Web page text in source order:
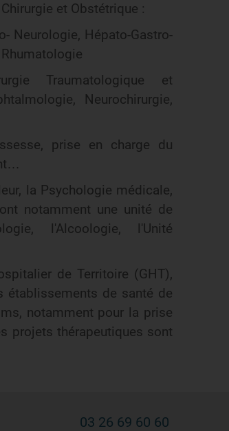
et Obstétrique :
Neurologie, Hépato-Gastro-
Traumatologique et
Neurochirurgie,
prise en charge du
la Psychologie médicale,
notamment une unité de
l'Alcoologie, l'Unité
de Territoire (GHT),
établissements de santé de
notamment pour la prise
projets thérapeutiques sont
03 26 69 60 60